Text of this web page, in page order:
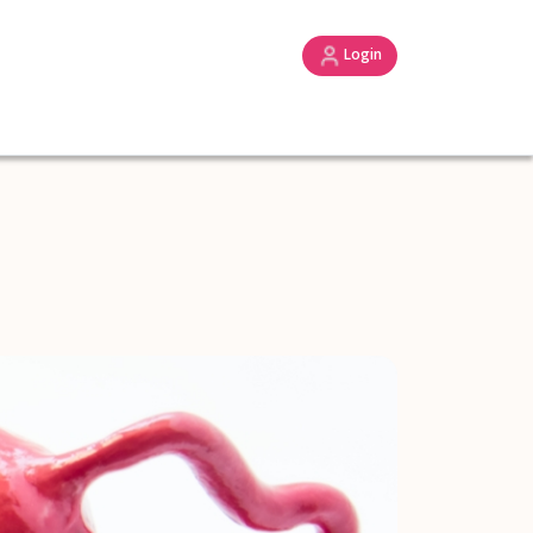
Login